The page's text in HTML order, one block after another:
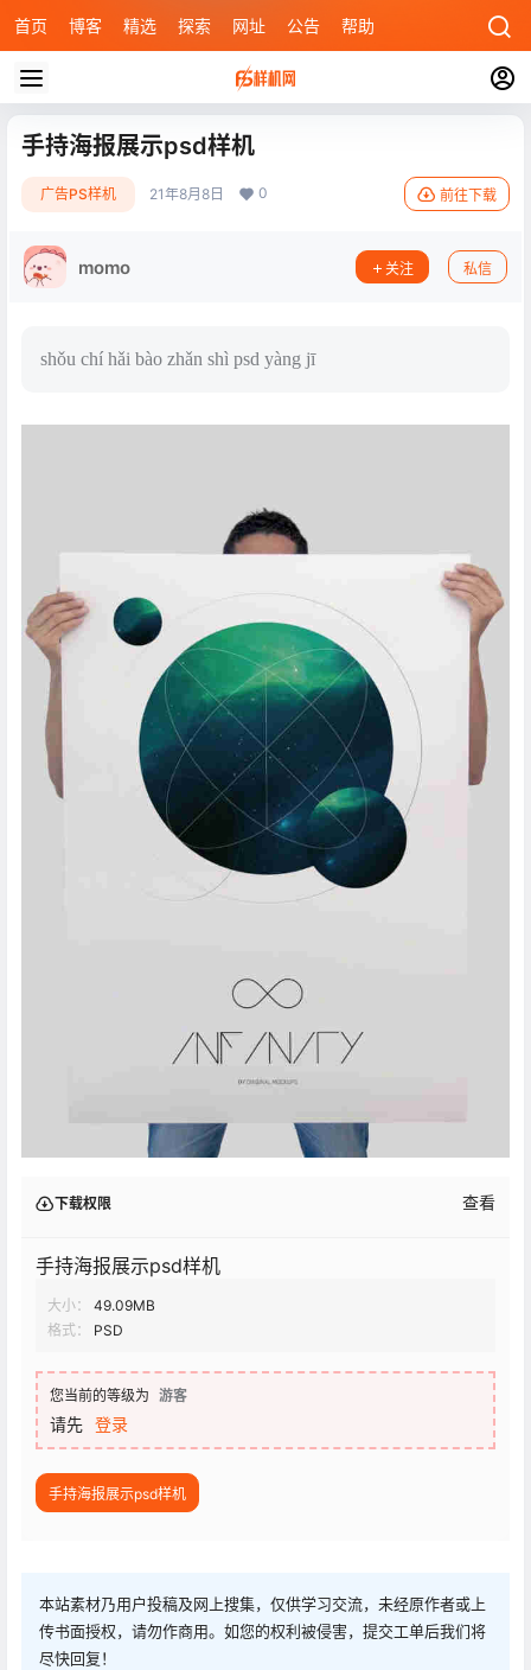
首页 博客 精选 探索 网址 公告 帮助
手持海报展示psd样机
广告PS样机 21年8月8日 0 前往下载
momo 关注 私信
shǒu chí hǎi bào zhǎn shì psd yàng jī
下载权限 查看
手持海报展示psd样机
大小：
49.09MB
格式：
PSD
您当前的等级为 游客
请先 登录
手持海报展示psd样机
本站素材乃用户投稿及网上搜集，仅供学习交流，未经原作者或上
传书面授权，请勿作商用。如您的权利被侵害，提交工单后我们将
尽快回复！